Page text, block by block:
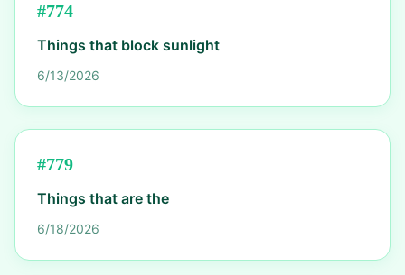
#774
Things that block sunlight
6/13/2026
#779
Things that are the
6/18/2026